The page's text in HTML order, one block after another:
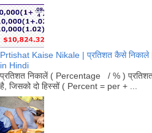
Prtishat Kaise Nikale | प्रतिशत कैसे
in Hindi
प्रतिशत निकालें ( Percentage / % )
है, जिसको दो हिस्सों ( Percent = per + ...